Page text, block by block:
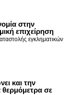
στην
επιχείρηση
εγκληματικών
και την
θερμόμετρα σε